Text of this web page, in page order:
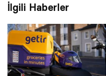
İlgili Haberler